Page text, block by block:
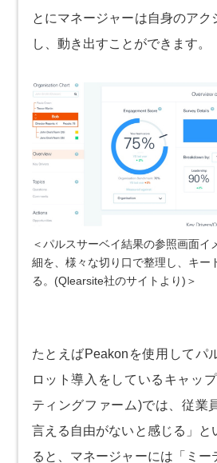
とにマネージャーは自身のアク
し、動き出すことができます。
＜パルスサーベイ結果の参照画面イ
細を、様々な切り口で整理し、キー
る。(Qlearsite社のサイトより)＞
たとえばPeakonを使用してパ
ロット導入をしているキャッ
ティングファーム)では、従業
言える自由がないと感じる」と
ると、マネージャーには「ミー